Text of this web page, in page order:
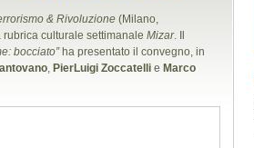
& Rivoluzione (Milano,
culturale settimanale Mizar. Il
bocciato”ha presentato il convegno, in
, PierLuigi Zoccatelli e Marco